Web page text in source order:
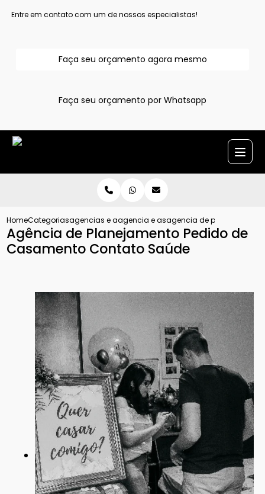
Entre em contato com um de nossos especialistas!
Faça seu orçamento agora mesmo
Faça seu orçamento por Whatsapp
HomeCategoriasagencias e assessoria para pedido de casamento
agencia e assessoria para pedido de
agencia de
Agência de Planejamento Pedido de
Casamento Contato Saúde